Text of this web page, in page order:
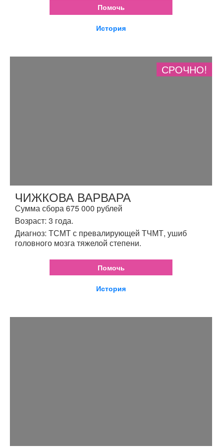
Помочь
История
СРОЧНО!
ЧИЖКОВА ВАРВАРА
Сумма сбора 675 000 рублей
Возраст: 3 года.
Диагноз: ТСМТ с превалирующей ТЧМТ, ушиб
головного мозга тяжелой степени.
Помочь
История